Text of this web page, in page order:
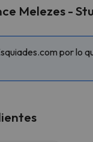
Melezes -
por lo